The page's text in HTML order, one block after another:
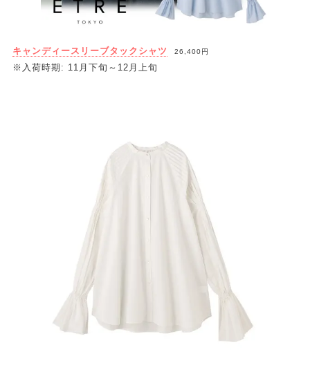
キャンディースリーブタックシャツ 26,400円
※入荷時期: 11月下旬～12月上旬